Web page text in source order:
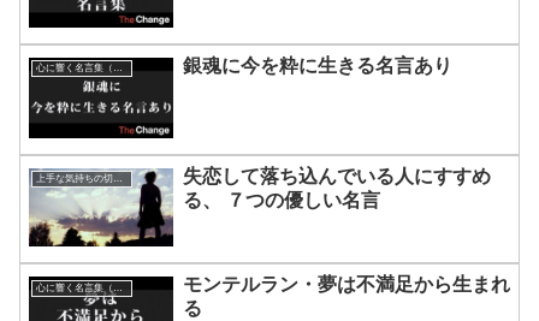
心に響く名言集（動画） 銀魂に今を粋に生きる名言あり
上手な気持ちの切り替えかた
失恋して落ち込んでいる人にすすめ
る、 ７つの優しい名言
心に響く名言集（動画）
モンテルラン・夢は不満足から生まれ
る